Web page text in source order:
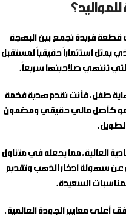
للمواليد؟
قطعة فريدة تجمع بين البهجة
يمثل استثماراً حقيقياً لمستقبل
التي تنتهي صلاحيتها سريعاً.
، فأنت تقدم هدية فخمة
كأصل مالي حقيقي ومضمون
الاقتصادية العالية، مما يجعله في متناول
عن سهولة ادخار الذهب وتقديم
السعيدة.
معايير الجودة العالمية،